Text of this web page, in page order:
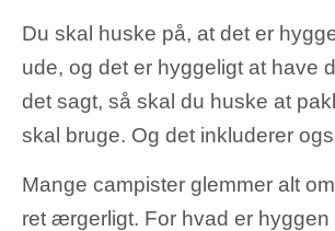
Du skal huske på, at det er
ude, og det er hyggeligt at have
det sagt, så skal du huske at
skal bruge. Og det inkluderer
Mange campister glemmer alt
ret ærgerligt. For hvad er hyggen